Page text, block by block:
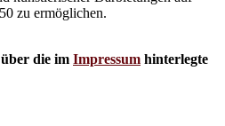
zu ermöglichen.
die im Impressum hinterlegte